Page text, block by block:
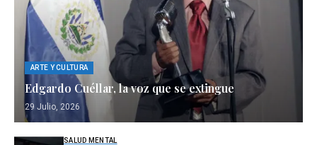
ARTE Y CULTURA
Edgardo Cuéllar, la voz que se extingue
29 Julio, 2026
SALUD MENTAL